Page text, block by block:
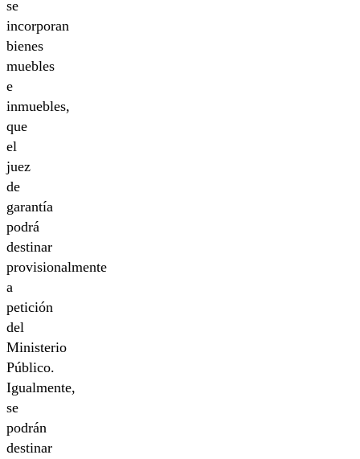
se
incorporan
bienes
muebles
e
inmuebles,
que
el
juez
de
garantía
podrá
destinar
provisionalmente
a
petición
del
Ministerio
Público.
Igualmente,
se
podrán
destinar